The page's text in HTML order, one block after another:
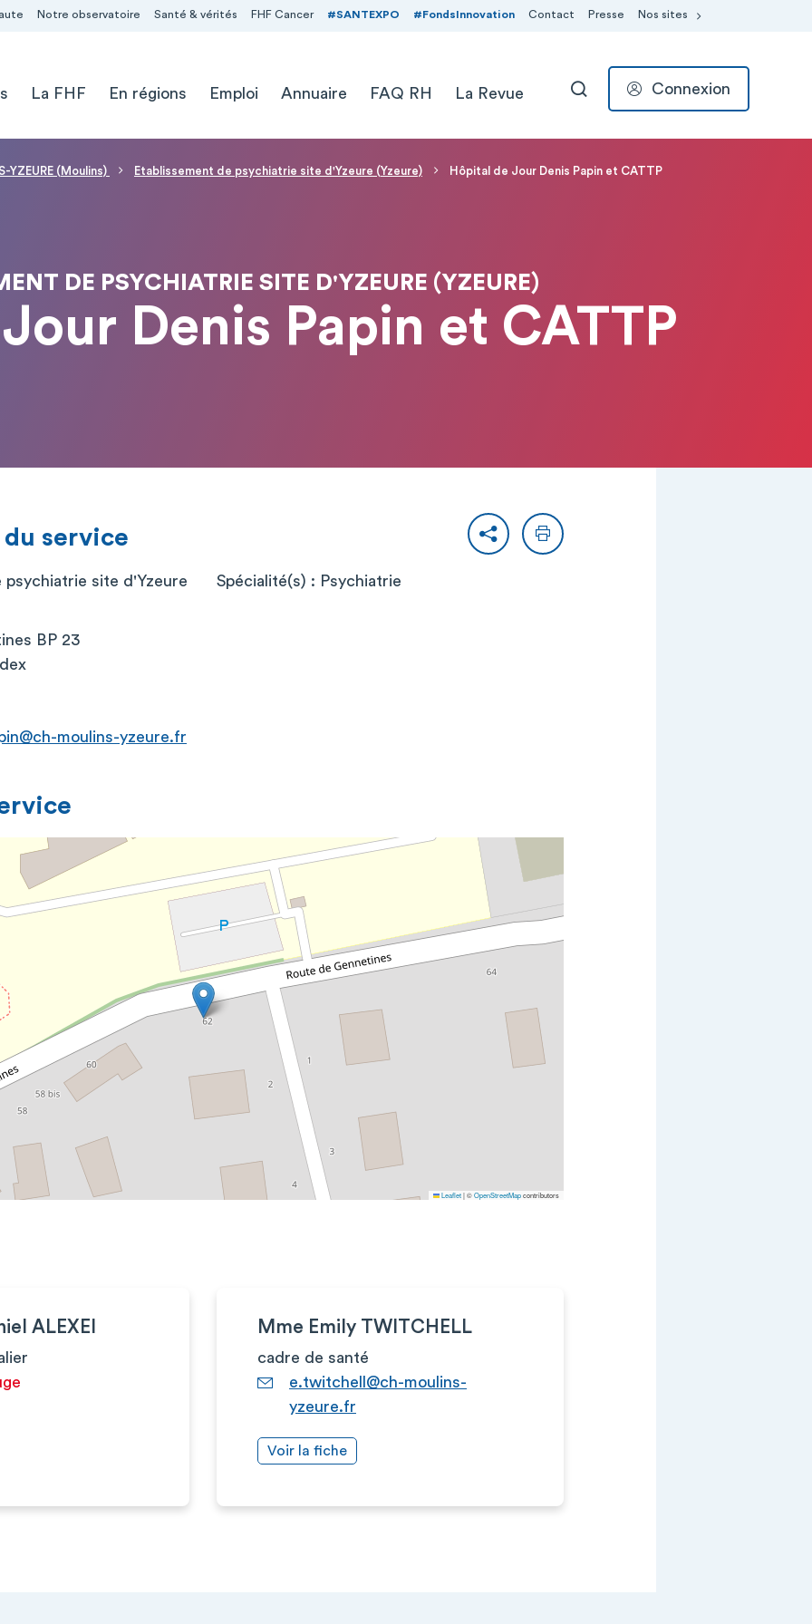
Notre observatoire Santé & vérités FHF Cancer #SANTEXPO #FondsInnovation Contact Presse Nos sites
La FHF En régions Emploi Annuaire FAQ RH La Revue RECHERCHER
Connexion
YZEURE (Moulins) Etablissement de psychiatrie site d'Yzeure (Yzeure) Hôpital de Jour Denis Papin et CATTP
DE PSYCHIATRIE SITE D'YZEURE (YZEURE)
Denis Papin et CATTP
PartagerImprimer
service
psychiatrie site d'Yzeure
BP 23
moulins-yzeure.fr
Spécialité(s) : Psychiatrie
Leaflet|©OpenStreetMapcontributors
ALEXEI Mme Emily TWITCHELL
cadre de santé
e.twitchell@ch-moulins-
yzeure.fr
Voir la fiche